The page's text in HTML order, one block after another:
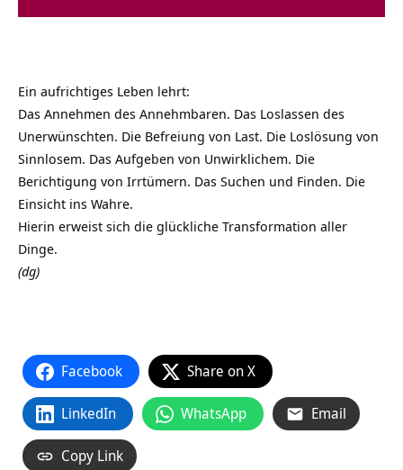
Ein aufrichtiges Leben lehrt:
Das Annehmen des Annehmbaren. Das Loslassen des
Unerwünschten. Die Befreiung von Last. Die Loslösung von
Sinnlosem. Das Aufgeben von Unwirklichem. Die
Berichtigung von Irrtümern. Das Suchen und Finden. Die
Einsicht ins Wahre.
Hierin erweist sich die glückliche Transformation aller
Dinge.
(dg)
Facebook Share on X
LinkedIn WhatsApp Email
Copy Link